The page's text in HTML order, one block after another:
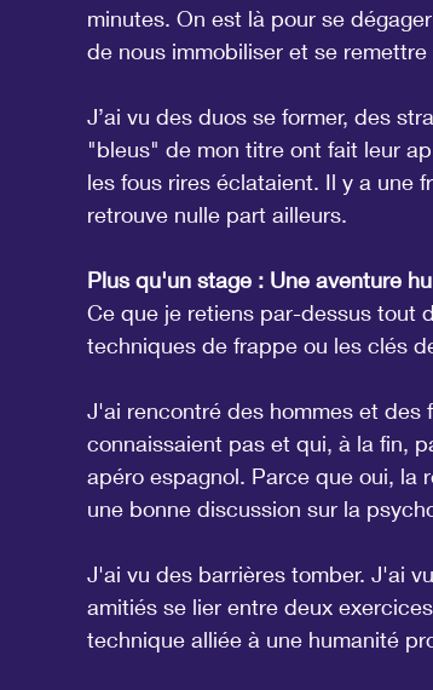
minutes. On est là pour se
de nous immobiliser et se
J’ai vu des duos se former, des
"bleus" de mon titre ont fait leur
les fous rires éclataient. Il y a une
retrouve nulle part ailleurs.
Plus qu'un stage : Une aventure
Ce que je retiens par-dessus tout
techniques de frappe ou les clés
J'ai rencontré des hommes et des
connaissaient pas et qui, à la fin,
apéro espagnol. Parce que oui, la
une bonne discussion sur la
J'ai vu des barrières tomber. J'ai
amitiés se lier entre deux
technique alliée à une humanité